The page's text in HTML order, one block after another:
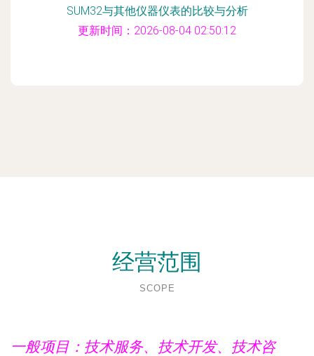
SUM32与其他仪器仪表的比较与分析
更新时间：2026-08-04 02:50:12
经营范围
SCOPE
一般项目：技术服务、技术开发、技术咨